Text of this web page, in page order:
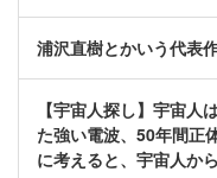
浦沢直樹とかいう代表
【宇宙人探し】宇宙人
た強い電波、50年間
に考えると、宇宙人か